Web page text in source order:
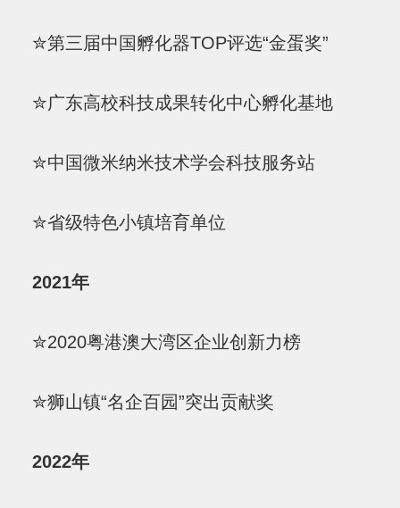
✮第三届中国孵化器TOP评选“金蛋奖”
✮广东高校科技成果转化中心孵化基地
✮中国微米纳米技术学会科技服务站
✮省级特色小镇培育单位
2021年
✮2020粤港澳大湾区企业创新力榜
✮狮山镇“名企百园”突出贡献奖
2022年